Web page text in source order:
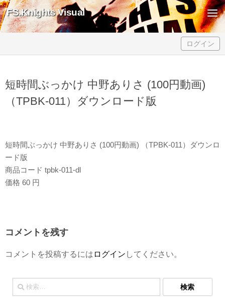
Skip to content
FS.Knights Visual
ログイン
短時間ぶっかけ 中野ありさ (100円動画)
（TPBK-011）ダウンロード版
短時間ぶっかけ 中野ありさ (100円動画) （TPBK-011）ダウンロ
ード版
商品コード tpbk-011-dl
価格 60 円
コメントを残す
コメントを投稿するには ログイン してください。
検
索: